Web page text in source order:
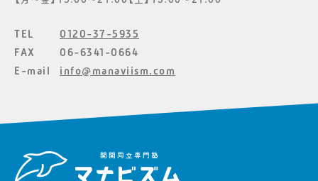
TEL
0120-37-5935
FAX
06-6341-0664
E-mail
info@manaviism.com